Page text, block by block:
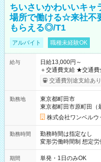
ちいさいかわいいキャ
場所で働ける☆来社不
もらえる◎/T1
アルバイト 職種未経験OK
給与
日給13,000円～
＋交通費支給 ★交通費全額支給！ ┗案件により規定あり ★日払
いOK！（規定あり）
ンビニATMから 日払い分を
交通費別途支給あり
勤務地
東京都町田市
東京都町田市原町田（
株式会社ワンベルウ
勤務時間
勤務時間は指定なし
変形労働時間制 想定労働時間160時
～21：00
期間 単発・1日のみOK